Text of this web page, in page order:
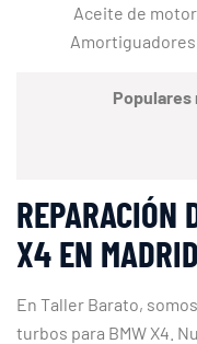
Aceite de
Populares
REPARACIÓN
X4 EN MADRID
En Taller Barato,
turbos para BMW X4.